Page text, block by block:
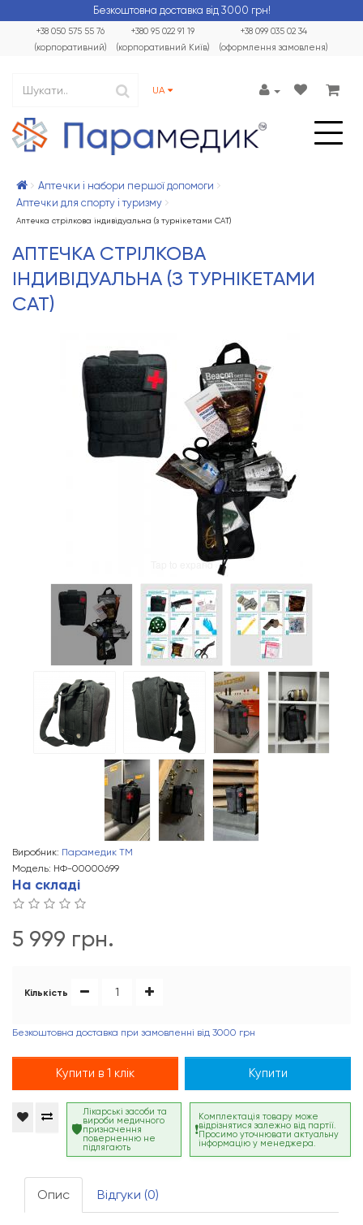
Безкоштовна доставка від 3000 грн!
+38 099 035 02 34
(оформлення замовленя)
+38 050 575 55 76
(корпоративний)
+380 95 022 91 19
(корпоративний Київ)
UA
Аптечки і набори першої допомоги
Аптечки для спорту і туризму
Аптечка стрілкова індивідуальна (з турнікетами CAT)
АПТЕЧКА СТРІЛКОВА
ІНДИВІДУАЛЬНА (З ТУРНІКЕТАМИ
CAT)
Tap to expand
Виробник: Парамедик ТМ
Модель: НФ-00000699
На складі
5 999 грн.
Кількість
Безкоштовна доставка при замовленні від 3000 грн
Купити в 1 клік Купити
Лікарські засоби та
вироби медичного
призначення
поверненню не
підлягають
Комплектація товару може
відрізнятися залежно від партії.
Просимо уточнювати актуальну
інформацію у менеджера.
Опис Відгуки (0)